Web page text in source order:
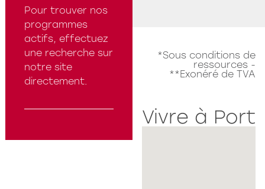
Pour trouver nos
programmes
actifs, effectuez
une recherche sur
notre site
directement.
*Sous conditions de
ressources -
**Exonéré de TVA
Vivre à Port